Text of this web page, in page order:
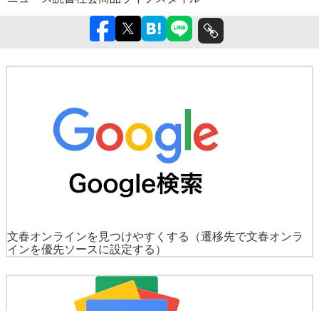
文春オンラインを見つけやすくする
（遷移先で文春オンラ
インを優先ソースに設定する）